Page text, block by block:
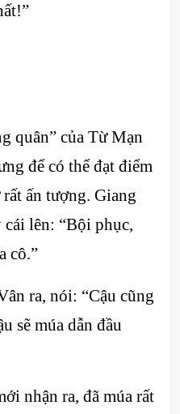
quân” của Từ Mạn
để có thể đạt điểm
ấn tượng. Giang
lên: “Bội phục,
cô.”
ra, nói: “Cậu cũng
sẽ múa dẫn đầu
nhận ra, đã múa rất